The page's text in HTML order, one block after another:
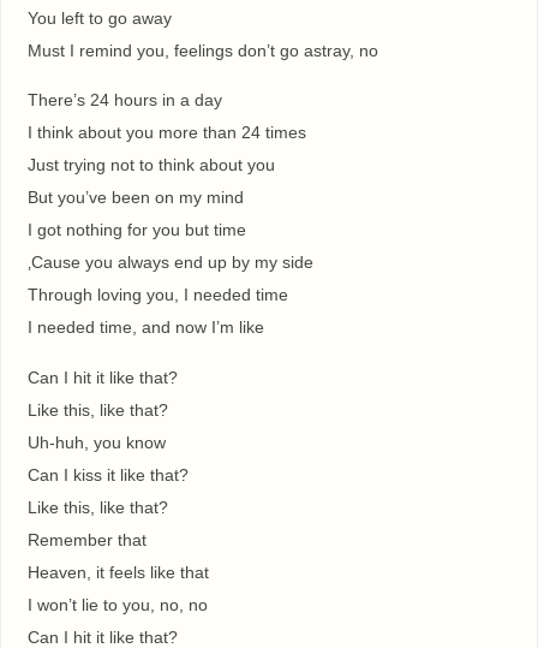
You left to go away
Must I remind you, feelings don’t go astray, no
There’s 24 hours in a day
I think about you more than 24 times
Just trying not to think about you
But you’ve been on my mind
I got nothing for you but time
‚Cause you always end up by my side
Through loving you, I needed time
I needed time, and now I’m like
Can I hit it like that?
Like this, like that?
Uh-huh, you know
Can I kiss it like that?
Like this, like that?
Remember that
Heaven, it feels like that
I won’t lie to you, no, no
Can I hit it like that?